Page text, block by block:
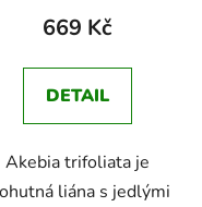
669 Kč
DETAIL
Akebia trifoliata je
liána s jedlými